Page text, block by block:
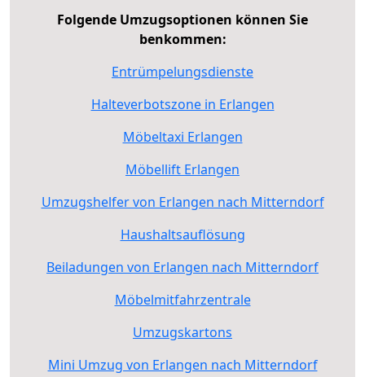
Folgende Umzugsoptionen können Sie
benkommen:
Entrümpelungsdienste
Halteverbotszone in Erlangen
Möbeltaxi Erlangen
Möbellift Erlangen
Umzugshelfer von Erlangen nach Mitterndorf
Haushaltsauflösung
Beiladungen von Erlangen nach Mitterndorf
Möbelmitfahrzentrale
Umzugskartons
Mini Umzug von Erlangen nach Mitterndorf